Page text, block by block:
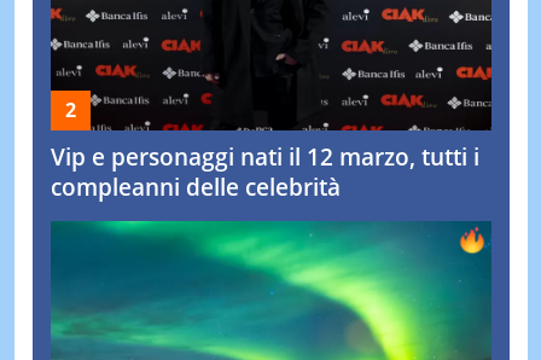
Vip e personaggi nati il 12 marzo, tutti i
compleanni delle celebrità